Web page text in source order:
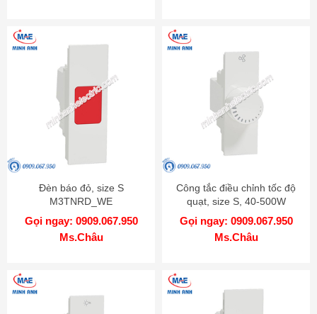
Đèn báo đỏ, size S
M3TNRD_WE
Gọi ngay: 0909.067.950
Ms.Châu
Công tắc điều chỉnh tốc độ
quạt, size S, 40-500W
M3T1V400FM_WE
Gọi ngay: 0909.067.950
Ms.Châu